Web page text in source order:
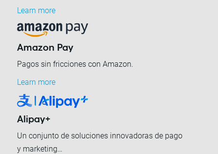
Learn more
Amazon Pay
Pagos sin fricciones con Amazon.
Learn more
Alipay+
Un conjunto de soluciones innovadoras de pago
y marketing…